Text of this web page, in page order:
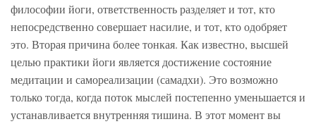
философии йоги, ответственность разделяет и тот, кто
непосредственно совершает насилие, и тот, кто одобряет
это. Вторая причина более тонкая. Как известно, высшей
целью практики йоги является достижение состояние
медитации и самореализации (самадхи). Это возможно
только тогда, когда поток мыслей постепенно уменьшается и
устанавливается внутренняя тишина. В этот момент вы